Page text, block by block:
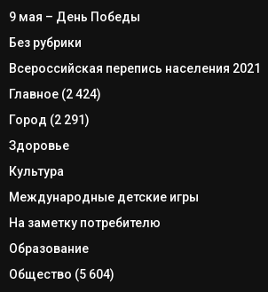
9 мая – День Победы
Без рубрики
Всероссийская перепись населения 2021
Главное (2 424)
Город (2 291)
Здоровье
Культура
Международные детские игры
На заметку потребителю
Образование
Общество (5 604)